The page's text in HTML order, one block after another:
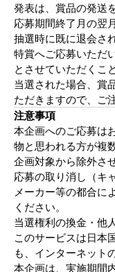
発表は、賞品の発送
応募期間終了月の翌
抽選時に既に退会さ
特賞へご応募いただ
とさせていただくこ
当選された場合、賞
ただきますので、ご
注意事項
本企画へのご応募は
物と思われる方が複
企画対象から除外さ
応募の取り消し（キ
メーカー等の都合に
ください。
当選権利の換金・他
このサービスは日本
も、インターネット
本企画は、実施期間